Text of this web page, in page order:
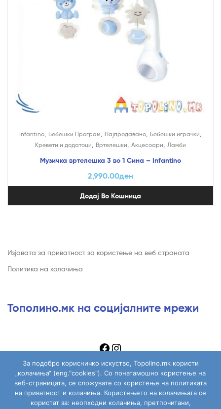
Infantino, Бебешки Програм, Најпродавано, Бебешки играчки,
Кревети и додатоци, Вртелешки, Акцесоари, Ламби
Музичка вртелешка 3 во 1 Сина – Infantino
2,990.00ден
Додај Во Кошница
Изјавата за приватност за користење на веб страната
Политика на колачиња
Тополино.мк на социјалните мрежи
Topolino.mk
За подобро корисничко искуство, Topolino.mk користи
„колачиња“ (eng."cookies"). Со понатамошно користење на
веб-страницата, се сложувате со користење на политиката
на приватност и колачиња. Користењето на колачињата се
користат за: неопходни колачиња, претпочитани,